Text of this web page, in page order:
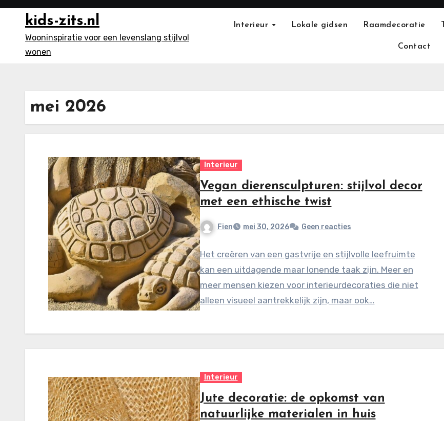
Ga
inhoud
kids-zits.nl
Wooninspiratie voor een levenslang stijlvol
wonen
Interieur Lokale gidsen Raamdecoratie
Contact
mei 2026
Interieur
Vegan dierensculpturen: stijlvol decor
met een ethische twist
Fien mei 30, 2026 Geen reacties
Het creëren van een gastvrije en stijlvolle leefruimte
kan een uitdagende maar lonende taak zijn. Meer en
meer mensen kiezen voor interieurdecoraties die niet
alleen visueel aantrekkelijk zijn, maar ook…
Interieur
Jute decoratie: de opkomst van
natuurlijke materialen in huis